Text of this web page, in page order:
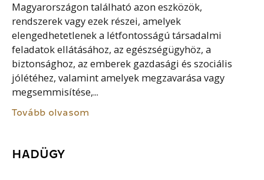
Magyarországon található azon eszközök,
rendszerek vagy ezek részei, amelyek
elengedhetetlenek a létfontosságú társadalmi
feladatok ellátásához, az egészségügyhöz, a
biztonsághoz, az emberek gazdasági és szociális
jólétéhez, valamint amelyek megzavarása vagy
megsemmisítése,...
Tovább olvasom
HADÜGY